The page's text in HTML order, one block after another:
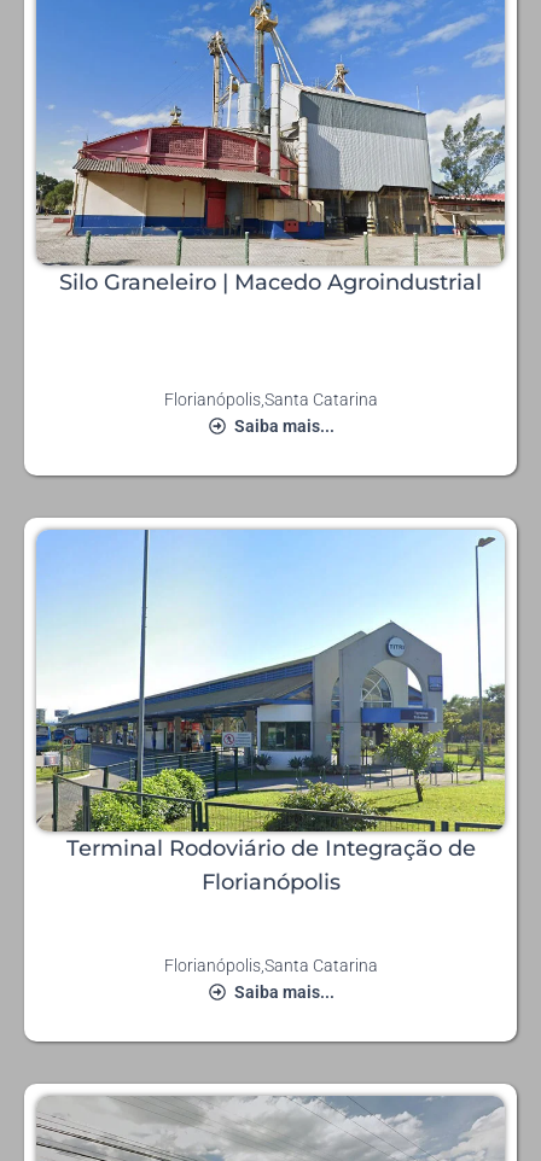
Silo Graneleiro | Macedo Agroindustrial
Florianópolis,Santa Catarina
Saiba mais...
Terminal Rodoviário de Integração de
Florianópolis
Florianópolis,Santa Catarina
Saiba mais...